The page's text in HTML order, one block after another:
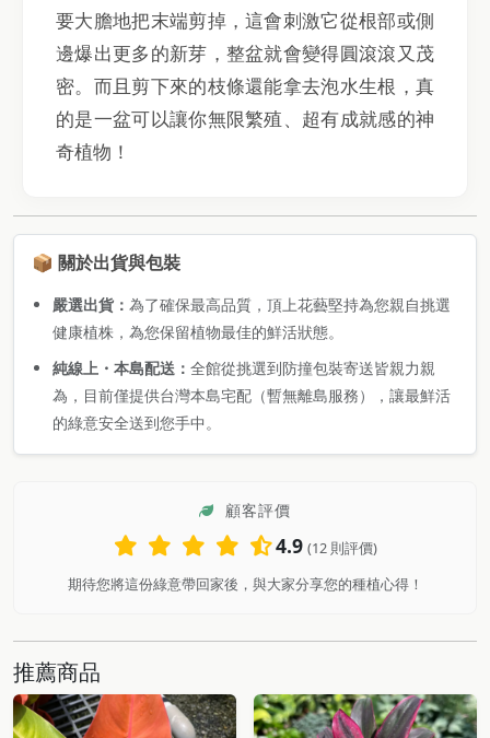
要大膽地把末端剪掉，這會刺激它從根部或側
邊爆出更多的新芽，整盆就會變得圓滾滾又茂
密。而且剪下來的枝條還能拿去泡水生根，真
的是一盆可以讓你無限繁殖、超有成就感的神
奇植物！
📦 關於出貨與包裝
嚴選出貨：為了確保最高品質，頂上花藝堅持為您親自挑選
健康植株，為您保留植物最佳的鮮活狀態。
純線上・本島配送：全館從挑選到防撞包裝寄送皆親力親
為，目前僅提供台灣本島宅配（暫無離島服務），讓最鮮活
的綠意安全送到您手中。
顧客評價
4.9 (12 則評價)
期待您將這份綠意帶回家後，與大家分享您的種植心得！
推薦商品